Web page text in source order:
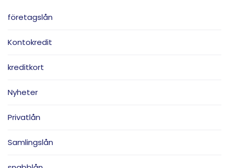
företagslån
Kontokredit
kreditkort
Nyheter
Privatlån
Samlingslån